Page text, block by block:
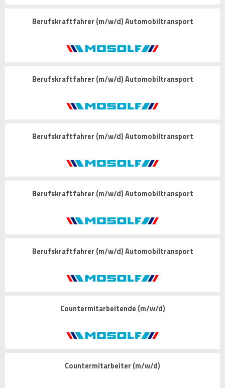
Berufskraftfahrer (m/w/d) Automobiltransport
Berufskraftfahrer (m/w/d) Automobiltransport
Berufskraftfahrer (m/w/d) Automobiltransport
Berufskraftfahrer (m/w/d) Automobiltransport
Berufskraftfahrer (m/w/d) Automobiltransport
Countermitarbeitende (m/w/d)
Countermitarbeiter (m/w/d)